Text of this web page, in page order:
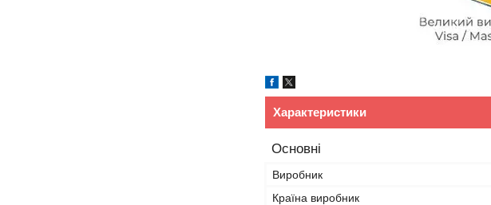
Характеристики
Основні
Виробник
Країна виробник